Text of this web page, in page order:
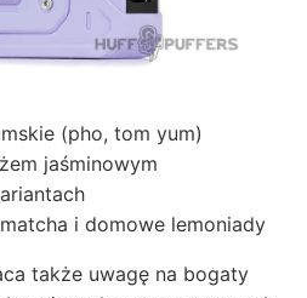
(pho, tom yum)
jaśminowym
i domowe lemoniady
także uwagę na bogaty